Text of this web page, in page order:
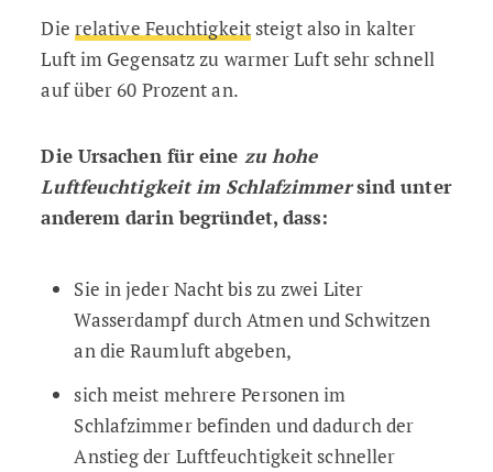
Die relative Feuchtigkeitsteigt also in kalter
Luft im Gegensatz zu warmer Luft sehr schnell
auf über 60 Prozent an.
Die Ursachen für eine zu hohe
Luftfeuchtigkeit im Schlafzimmersind unter
anderem darin begründet, dass:
Sie in jeder Nacht bis zu zwei Liter
Wasserdampf durch Atmen und Schwitzen
an die Raumluft abgeben,
sich meist mehrere Personen im
Schlafzimmer befinden und dadurch der
Anstieg der Luftfeuchtigkeit schneller